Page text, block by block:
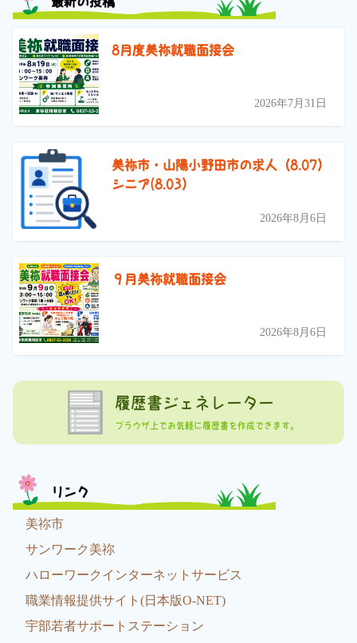
8月度美祢就職面接会
2026年7月31日
美祢市・山陽小野田市の求人（8.07）
シニア(8.03）
2026年8月6日
９月美祢就職面接会
2026年8月6日
履歴書ジェネレーター
ブラウザ上でお気軽に履歴書を作成できます。
リンク
美祢市
サンワーク美祢
ハローワークインターネットサービス
職業情報提供サイト(日本版O-NET)
宇部若者サポートステーション